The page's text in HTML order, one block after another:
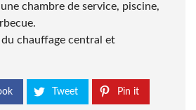
une chambre de service, piscine,
du chauffage central et
Tweet Pin it